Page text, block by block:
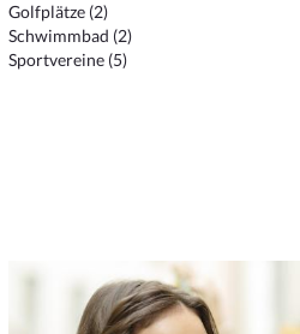
Golfplätze (2)
Schwimmbad (2)
Sportvereine (5)